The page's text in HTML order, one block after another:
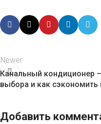
Newer
Канальный кондиционер
выбора и как сэкономить
Добавить